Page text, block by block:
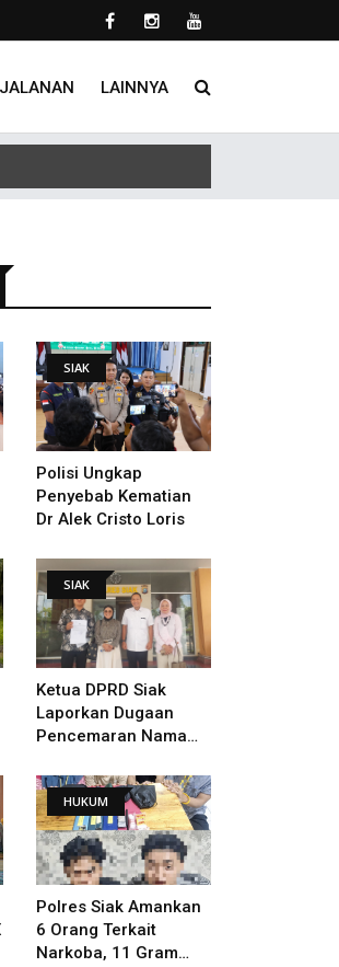
LAINNYA
SIAK
Polisi Ungkap
Penyebab Kematian
Dr Alek Cristo Loris
SIAK
Ketua DPRD Siak
Laporkan Dugaan
Pencemaran Nama
HUKUM
Polres Siak Amankan
6 Orang Terkait
Narkoba, 11 Gram